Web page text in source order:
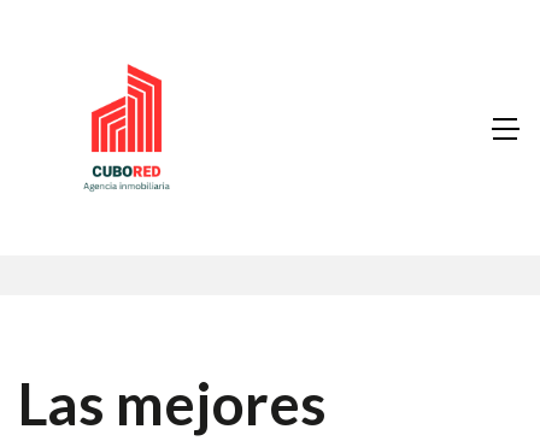
Las mejores